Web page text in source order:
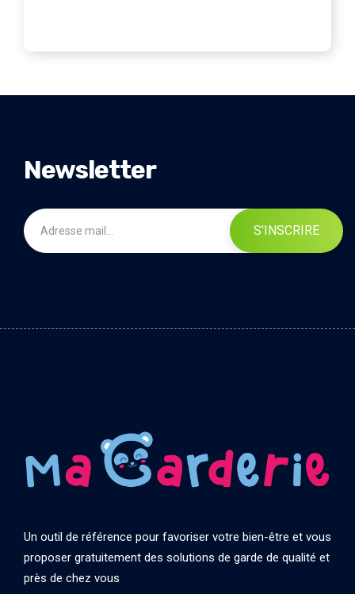
Newsletter
S'INSCRIRE
Un outil de référence pour favoriser votre bien-être et vous
proposer gratuitement des solutions de garde de qualité et
près de chez vous